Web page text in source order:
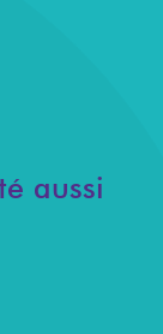
aussi